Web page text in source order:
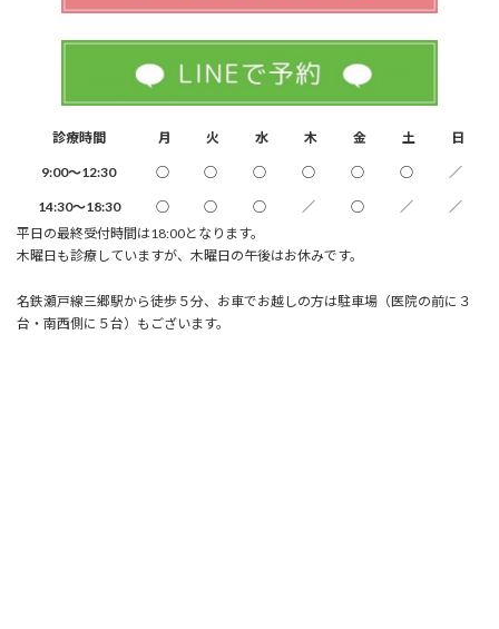
診療時間 月 火 水 木 金 土 日
9:00～12:30 ○ ○ ○ ○ ○ ○ ／
14:30～18:30 ○ ○ ○ ／ ○ ／
／
平日の最終受付時間は18:00となります。
木曜日も診療していますが、木曜日の午後はお休みです。
名鉄瀬戸線三郷駅から徒歩５分、お車でお越しの方は駐車場（医院の前に３
台・南西側に５台）もございます。